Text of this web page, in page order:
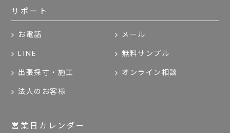
サポート
お電話 メール
LINE 無料サンプル
出張採寸・施工 オンライン相談
法人のお客様
営業日カレンダー